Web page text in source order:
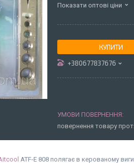
Показати оптові ціни
КУПИТИ
+380677837676
повернення товару
АТF-E 808 полягає в керованому